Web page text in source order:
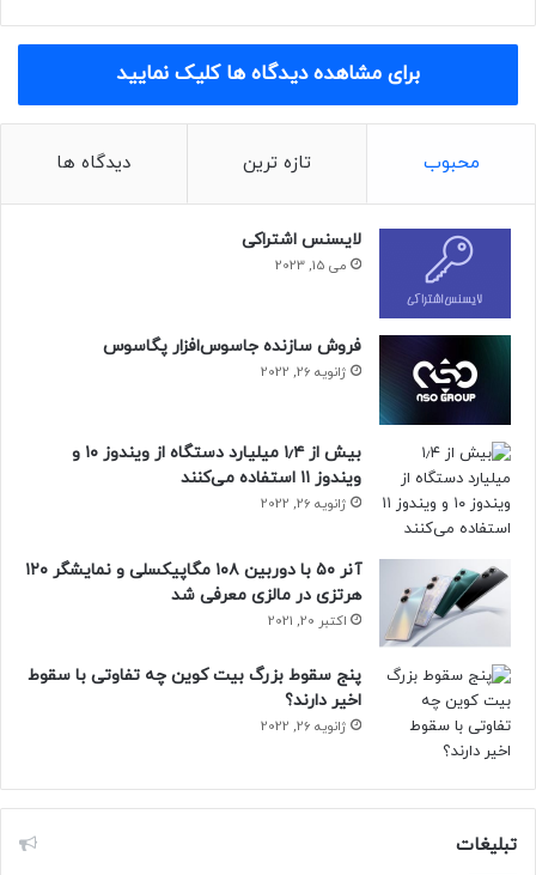
برای مشاهده دیدگاه ها کلیک نمایید
محبوب تازه ترین دیدگاه ها
لایسنس اشتراکی
می 15, 2023
فروش سازنده جاسوس‌افزار پگاسوس
ژانویه 26, 2022
بیش از ۱٫۴ میلیارد دستگاه از ویندوز ۱۰ و
ویندوز ۱۱ استفاده می‌کنند
ژانویه 26, 2022
آنر ۵۰ با دوربین ۱۰۸ مگاپیکسلی و نمایشگر ۱۲۰
هرتزی در مالزی معرفی شد
اکتبر 20, 2021
پنج سقوط بزرگ بیت کوین چه تفاوتی با سقوط
اخیر دارند؟
ژانویه 26, 2022
تبلیغات